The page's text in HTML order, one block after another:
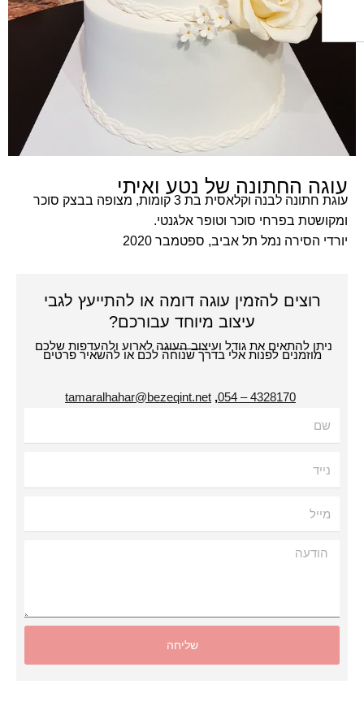
החתונה של נטע ואיתי
עוגת חתונה לבנה וקלאסית בת 3 קומות, מצופה בבצק סוכר
בפרחי סוכר וטופר אלגנטי.
הסירה נמל תל אביב, ספטמבר2020
רוצים להזמין עוגה דומה או להתייעץ לגבי
עיצוב מיוחד עבורכם?
להתאים את גודל ועיצוב העוגה לארוע ולהעדפות שלכם
מוזמנים לפנות אלי בדרך שנוחה לכם או להשאיר פרטים
4328170 – 054
,
tamaralhahar@bezeqint.net